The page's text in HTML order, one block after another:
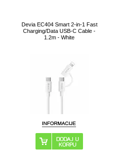
Devia EC404 Smart 2-in-1 Fast
Charging/Data USB-C Cable -
1.2m - White